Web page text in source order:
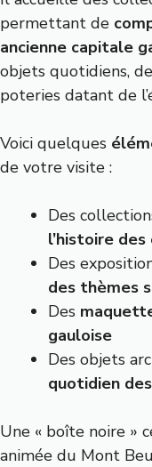
permettant de
ancienne capitale
objets quotidiens,
poteries datant de
Voici quelques
de votre visite :
Des
l’histoire des
Des
des thèmes
Des
gauloise
Des objets
quotidien
Une « boîte noire »
animée du Mont